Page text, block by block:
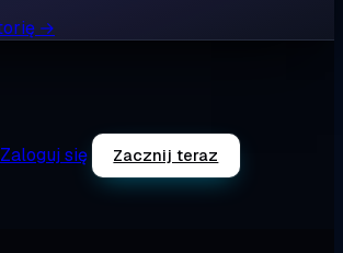
→
Zaloguj się Zacznij teraz